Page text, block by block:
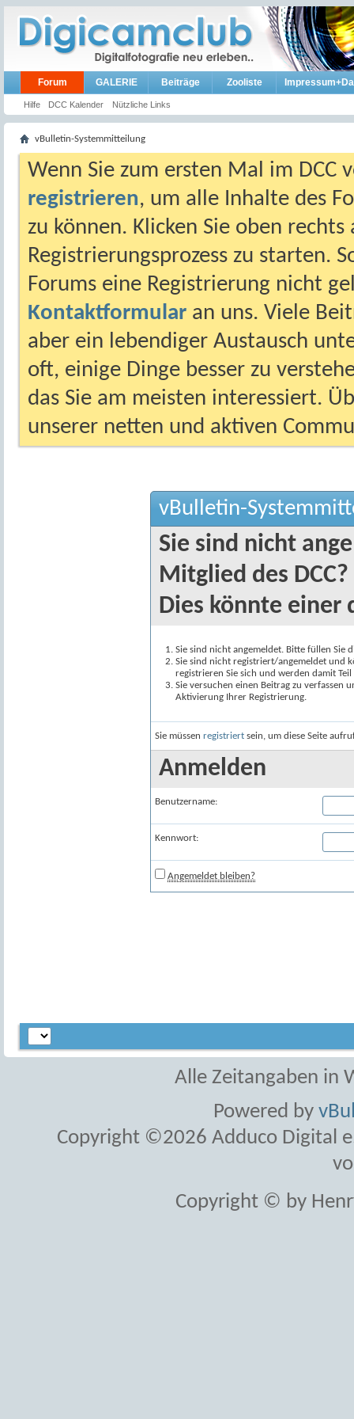
Forum
Hilfe DCC Kalender Nützliche Links
GALERIE Beiträge Zooliste
vBulletin-Systemmitteilung
Wenn Sie zum ersten Mal im DCC
registrieren, um alle Inhalte des
zu können. Klicken Sie oben
Registrierungsprozess zu starten.
Forums eine Registrierung nicht
Kontaktformular an uns. Viele
aber ein lebendiger Austausch
oft, einige Dinge besser zu
das Sie am meisten interessiert.
unserer netten und aktiven
vBulletin-
Sie sind nicht
Mitglied des DCC?
Dies könnte einer
Sie sind nicht angemeldet. Bitte füllen Sie
Sie sind nicht registriert/angemeldet und
registrieren Sie sich und werden damit
Sie versuchen einen Beitrag zu verfassen
Aktivierung Ihrer Registrierung.
Sie müssen registriert sein, um diese Seite
Anmelden
Benutzername:
Kennwort:
Angemeldet bleiben?
Alle Zeitangaben in
Powered by
Copyright ©2026 Adduco Digital
Copyright © by